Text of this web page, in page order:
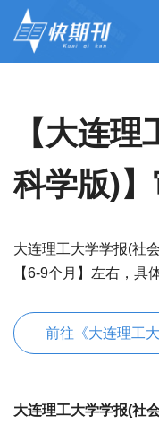
【大连
科学版)
大连理工大学学报(社
【6-9个月】左右，具
前往《大连理工
大连理工大学学报(社